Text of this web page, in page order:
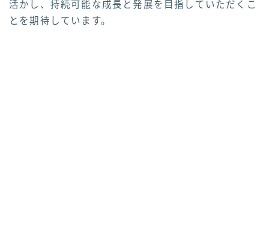
活かし、持続可能な成長と発展を目指していただくこ
とを期待しています。